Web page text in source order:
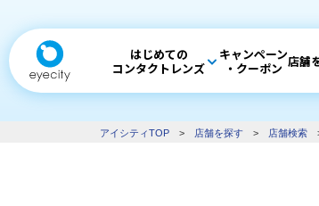
はじめての
コンタクトレンズ
キャンペーン
・クーポン 店舗
アイシティTOP > 店舗を探す > 店舗検索